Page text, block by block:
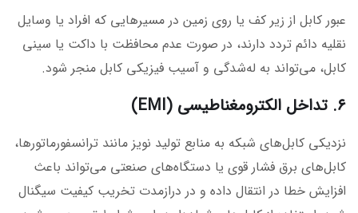
عبور کابل از زیر کف یا روی زمین در مسیرهایی که افراد یا وسایل
نقلیه دائم تردد دارند، در صورت عدم محافظت با داکت یا سینی
کابل، می‌تواند به له‌شدگی و آسیب فیزیکی کابل منجر شود.
۶. تداخل الکترومغناطیسی (EMI)
نزدیکی کابل‌های شبکه به منابع تولید نویز مانند ترانسفورماتورها،
کابل‌های برق فشار قوی یا دستگاه‌های صنعتی می‌تواند باعث
افزایش خطا در انتقال داده و در درازمدت تخریب کیفیت سیگنال